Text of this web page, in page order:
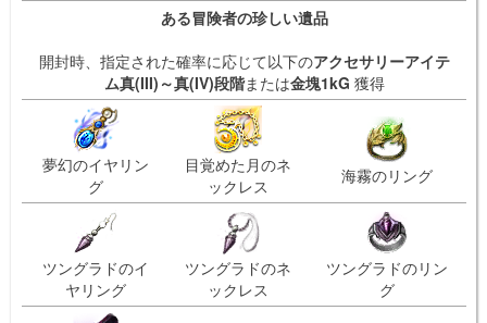
ある冒険者の珍しい遺品
開封時、指定された確率に応じて以下のアクセサリーアイテ
ム真(III)～真(IV)段階または金塊1kG 獲得
夢幻のイヤリン
グ
目覚めた月のネ
ックレス
海霧のリング
ツングラドのイ
ヤリング
ツングラドのネ
ックレス
ツングラドのリン
グ